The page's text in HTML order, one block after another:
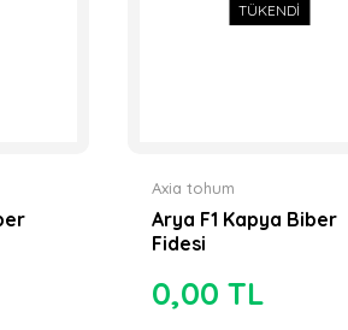
TÜKENDİ
Axia tohum
Arya F1 Kapya Biber
Fidesi
0,00 TL